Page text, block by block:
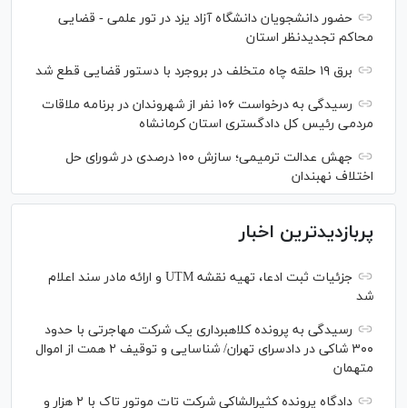
حضور دانشجویان دانشگاه آزاد یزد در تور علمی - قضایی
محاکم تجدیدنظر استان
برق ۱۹ حلقه چاه متخلف در بروجرد با دستور قضایی قطع شد
رسیدگی به درخواست ۱۰۶ نفر از شهروندان در برنامه ملاقات
مردمی رئیس کل دادگستری استان کرمانشاه
جهش عدالت ترمیمی؛ سازش ۱۰۰ درصدی در شورای حل
اختلاف نهبندان
پربازدیدترین اخبار
جزئیات ثبت ادعا، تهیه نقشه UTM و ارائه مادر سند اعلام
شد
رسیدگی به پرونده کلاهبرداری یک شرکت مهاجرتی با حدود
۳۰۰ شاکی در دادسرای تهران/ شناسایی و توقیف ۲ همت از اموال
متهمان
دادگاه پرونده کثیرالشاکی شرکت تات موتور تاک با ۲ هزار و